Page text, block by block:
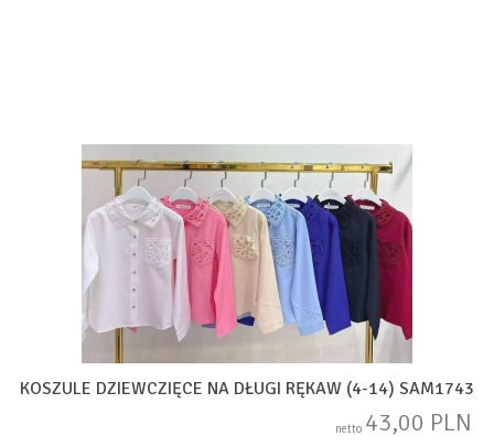
KOSZULE DZIEWCZIĘCE NA DŁUGI RĘKAW (4-14) SAM1743
netto 43,00 PLN